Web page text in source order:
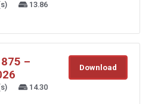
13.86
–
14.30
Download